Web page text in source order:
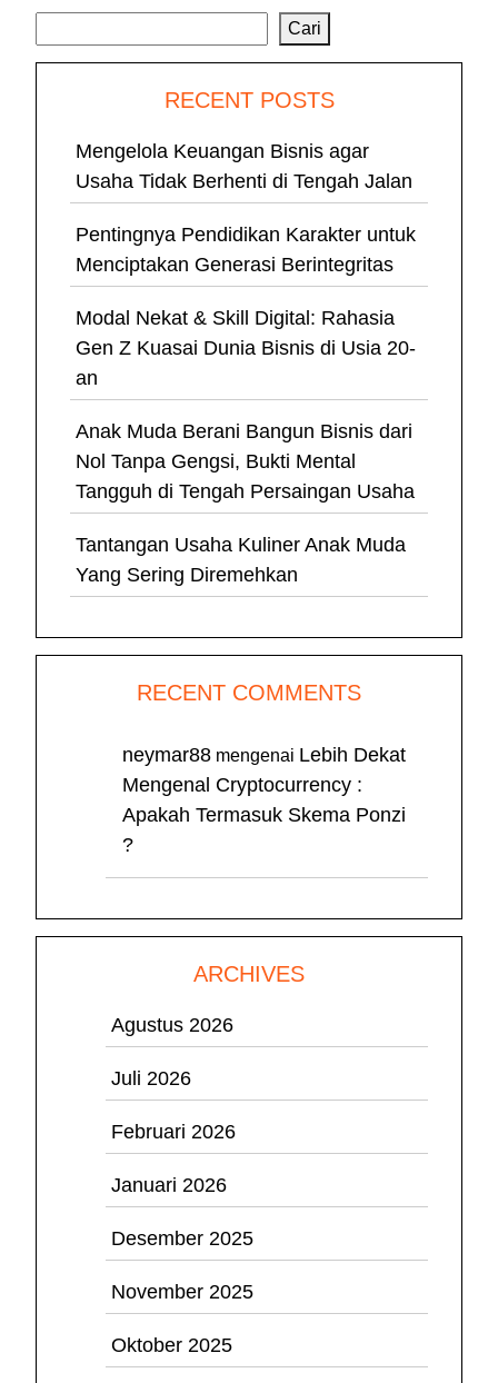
Cari
RECENT POSTS
Mengelola Keuangan Bisnis agar
Usaha Tidak Berhenti di Tengah Jalan
Pentingnya Pendidikan Karakter untuk
Menciptakan Generasi Berintegritas
Modal Nekat & Skill Digital: Rahasia
Gen Z Kuasai Dunia Bisnis di Usia 20-
an
Anak Muda Berani Bangun Bisnis dari
Nol Tanpa Gengsi, Bukti Mental
Tangguh di Tengah Persaingan Usaha
Tantangan Usaha Kuliner Anak Muda
Yang Sering Diremehkan
RECENT COMMENTS
neymar88 mengenai Lebih Dekat
Mengenal Cryptocurrency :
Apakah Termasuk Skema Ponzi
?
ARCHIVES
Agustus 2026
Juli 2026
Februari 2026
Januari 2026
Desember 2025
November 2025
Oktober 2025